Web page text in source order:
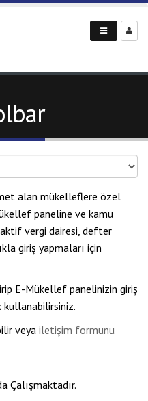
alan mükelleflere özel
paneline ve kamu
vergi dairesi, defter
giriş yapmaları için
E-Mükellef panelinizin giriş
veya iletişim formunu
Çalışmaktadır.